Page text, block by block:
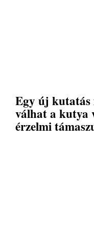
Egy új
válhat a kutya
érzelmi